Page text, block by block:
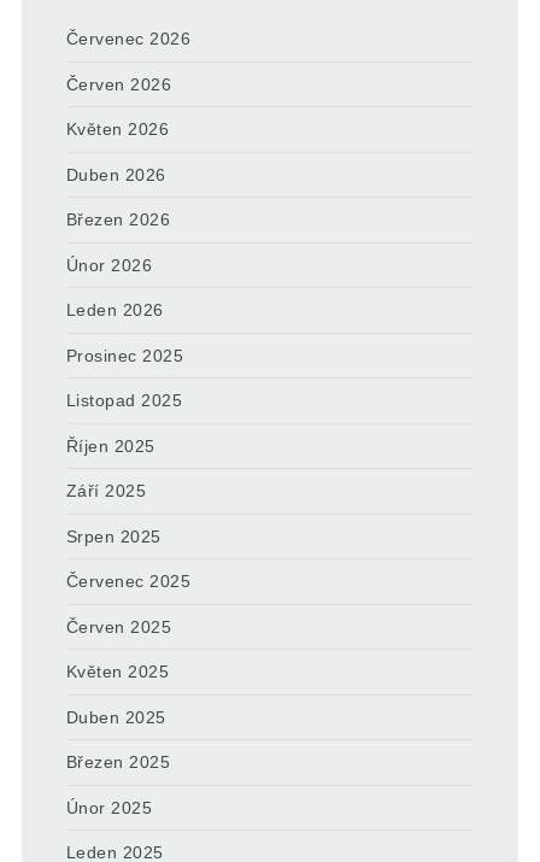
Červenec 2026
Červen 2026
Květen 2026
Duben 2026
Březen 2026
Únor 2026
Leden 2026
Prosinec 2025
Listopad 2025
Říjen 2025
Září 2025
Srpen 2025
Červenec 2025
Červen 2025
Květen 2025
Duben 2025
Březen 2025
Únor 2025
Leden 2025